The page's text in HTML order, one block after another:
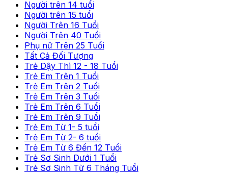
Người trên 14 tuổi
Người trên 15 tuổi
Người Trên 16 Tuổi
Người Trên 40 Tuổi
Phụ nữ Trên 25 Tuổi
Tất Cả Đối Tượng
Trẻ Dậy Thì 12 - 18 Tuổi
Trẻ Em Trên 1 Tuổi
Trẻ Em Trên 2 Tuổi
Trẻ Em Trên 3 Tuổi
Trẻ Em Trên 6 Tuổi
Trẻ Em Trên 9 Tuổi
Trẻ Em Từ 1- 5 tuổi
Trẻ Em Từ 2- 6 tuổi
Trẻ Em Từ 6 Đến 12 Tuổi
Trẻ Sơ Sinh Dưới 1 Tuổi
Trẻ Sơ Sinh Từ 6 Tháng Tuổi